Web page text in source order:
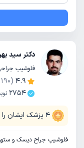
دکتر سید
4.9
(
190
2754
4 پزشک ایشان را
فلوشیپ جراح دیسک و